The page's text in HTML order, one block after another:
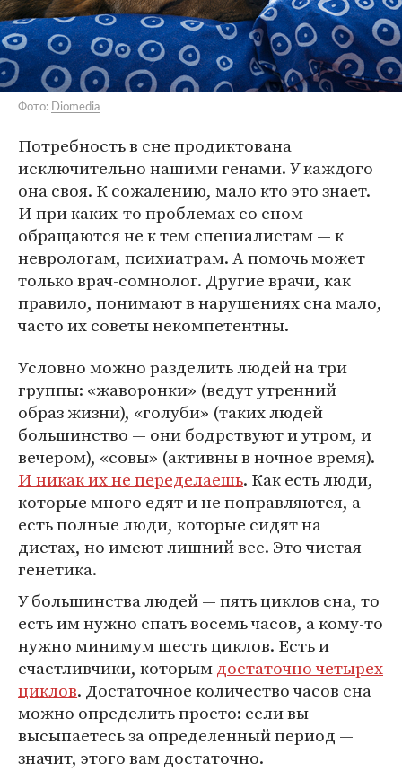
Фото: Diomedia
Потребность в сне продиктована
исключительно нашими генами. У каждого
она своя. К сожалению, мало кто это знает.
И при каких-то проблемах со сном
обращаются не к тем специалистам — к
неврологам, психиатрам. А помочь может
только врач-сомнолог. Другие врачи, как
правило, понимают в нарушениях сна мало,
часто их советы некомпетентны.
Условно можно разделить людей на три
группы: «жаворонки» (ведут утренний
образ жизни), «голуби» (таких людей
большинство — они бодрствуют и утром, и
вечером), «совы» (активны в ночное время).
И никак их не переделаешь. Как есть люди,
которые много едят и не поправляются, а
есть полные люди, которые сидят на
диетах, но имеют лишний вес. Это чистая
генетика.
У большинства людей — пять циклов сна, то
есть им нужно спать восемь часов, а кому-то
нужно минимум шесть циклов. Есть и
счастливчики, которымдостаточно четырех
циклов. Достаточное количество часов сна
можно определить просто: если вы
высыпаетесь за определенный период —
значит, этого вам достаточно.